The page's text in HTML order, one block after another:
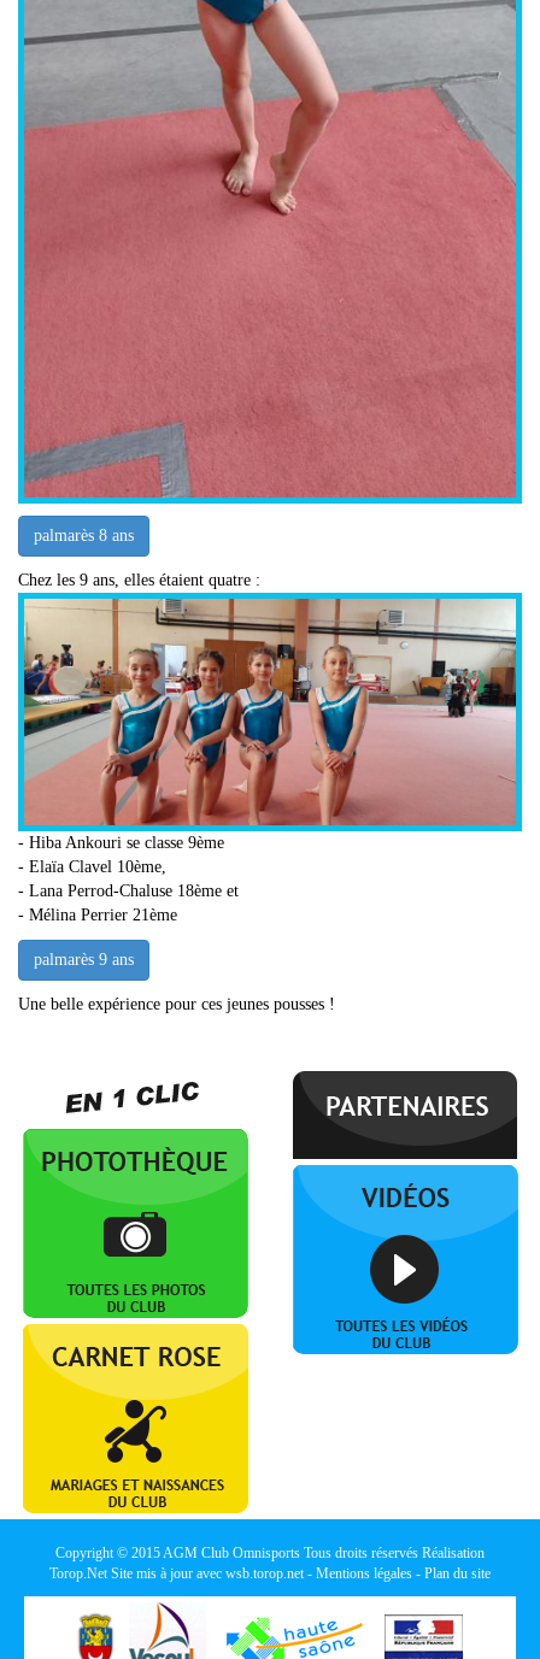
palmarès 8 ans
Chez les 9 ans, elles étaient quatre :
- Hiba Ankouri se classe 9ème
- Elaïa Clavel 10ème,
- Lana Perrod-Chaluse 18ème et
- Mélina Perrier 21ème
palmarès 9 ans
Une belle expérience pour ces jeunes pousses !
Copyright © 2015AGM Club Omnisports Tous droits réservés Réalisation
Torop.NetSite mis à jour avec wsb.torop.net- Mentions légales - Plan du site